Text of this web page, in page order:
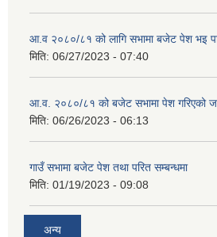
आ.व २०८०/८१ को लागि सभामा बजेट पेश भइ
मिति: 06/27/2023 - 07:40
आ.व. २०८०/८१ को बजेट सभामा पेश गरिएको
मिति: 06/26/2023 - 06:13
गाउँ सभामा बजेट पेश तथा परित सम्बन्धमा
मिति: 01/19/2023 - 09:08
अन्य